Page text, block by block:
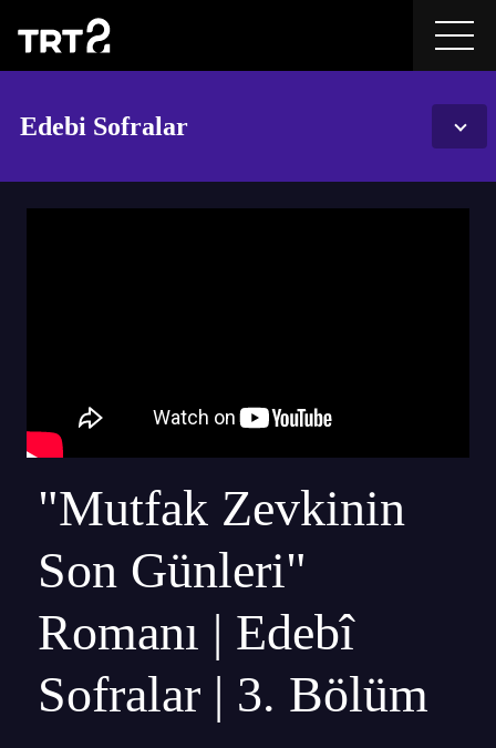
Edebi Sofralar
"Mutfak Zevkinin
Son Günleri"
Romanı | Edebî
Sofralar | 3. Bölüm